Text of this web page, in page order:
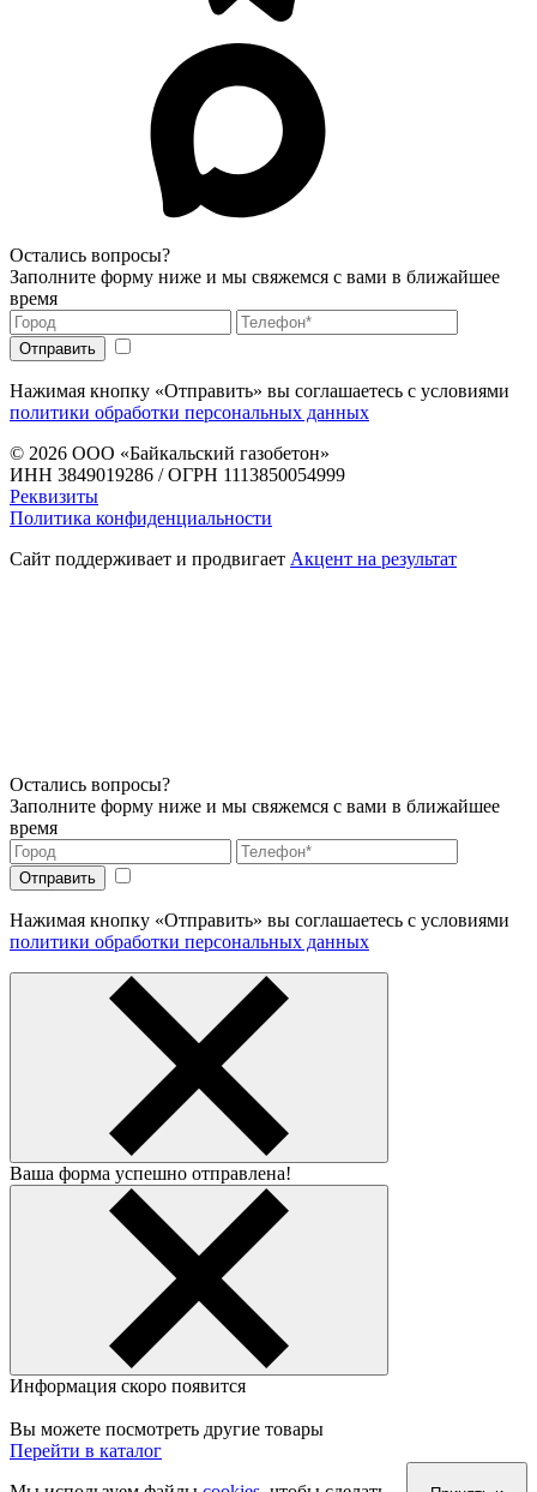
Остались вопросы?
Заполните форму ниже и мы свяжемся с вами в ближайшее
время
Нажимая кнопку «Отправить» вы соглашаетесь с условиями
политики обработки персональных данных
© 2026 ООО «Байкальский газобетон»
ИНН 3849019286 / ОГРН 1113850054999
Реквизиты
Политика конфиденциальности
Сайт поддерживает и продвигает Акцент на результат
Остались вопросы?
Заполните форму ниже и мы свяжемся с вами в ближайшее
время
Нажимая кнопку «Отправить» вы соглашаетесь с условиями
политики обработки персональных данных
Ваша форма успешно отправлена!
Информация скоро появится
Вы можете посмотреть другие товары
Перейти в каталог